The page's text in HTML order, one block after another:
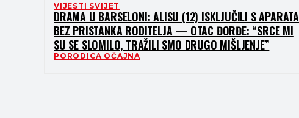
VIJESTI SVIJET
DRAMA U BARSELONI: ALISU (12) ISKLJUČILI S APARATA
BEZ PRISTANKA RODITELJA — OTAC ĐORĐE: “SRCE MI
SU SE SLOMILO, TRAŽILI SMO DRUGO MIŠLJENJE”
PORODICA OČAJNA